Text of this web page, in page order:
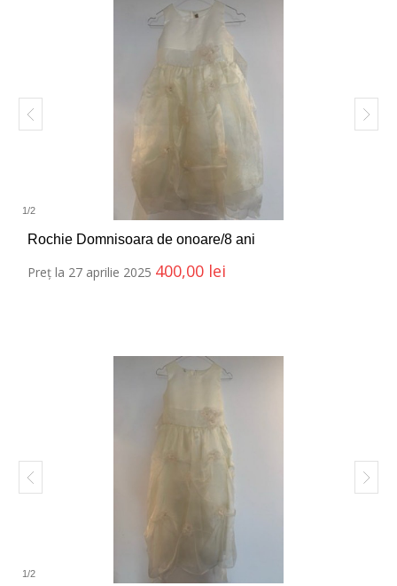
1/2
Rochie Domnisoara de onoare/8 ani
Preț la 27 aprilie 2025 400,00 lei
1/2